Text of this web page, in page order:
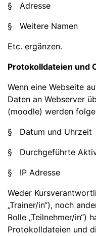
§ Adresse
§ Weitere Namen
Etc. ergänzen.
Protokolldateien und
Wenn eine Webseite
Daten an Webserver
(moodle) werden
§ Datum und Uhrzeit
§ Durchgeführte
§ IP Adresse
Weder
„Trainer/in“), noch
Rolle „Teilnehmer/in“)
Protokolldateien und